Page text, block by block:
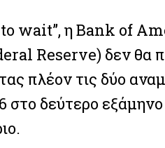
wait”, η Bank of
Reserve) δεν θα
πλέον τις δύο
δεύτερο